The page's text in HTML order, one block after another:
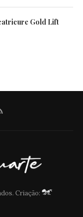
Gold Lift
Criação: